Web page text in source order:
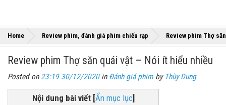
Home Review phim, đánh giá phim chiếu rạp Review phim Thợ
Review phim Thợ săn quái vật – Nói ít hiểu nhiều
Posted on 23:19 30/12/2020in Đánh giá phim by Thùy Dung
Nội dung bài viết[Ẩn mục lục]